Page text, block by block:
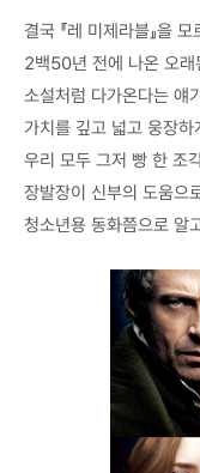
결국 『레 미제라블』을
2백50년 전에 나온 오래
소설처럼 다가온다는 얘
가치를 깊고 넓고 웅장
우리 모두 그저 빵 한 조
장발장이 신부의 도움으
청소년용 동화쯤으로 알